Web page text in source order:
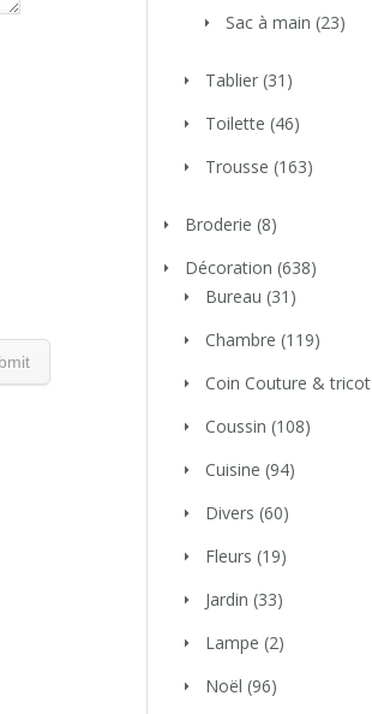
Sac à main (23)
Tablier (31)
Toilette (46)
Trousse (163)
Broderie (8)
Décoration (638)
Bureau (31)
Chambre (119)
Coin Couture & tricot
Coussin (108)
Cuisine (94)
Divers (60)
Fleurs (19)
Jardin (33)
Lampe (2)
Noël (96)